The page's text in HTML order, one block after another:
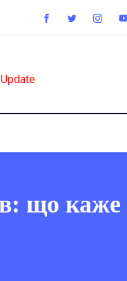
що каже